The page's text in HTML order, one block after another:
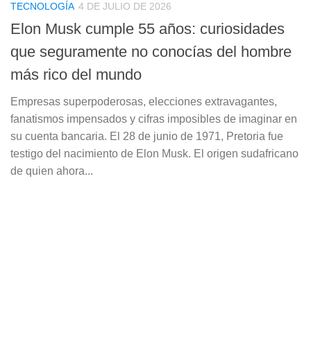
TECNOLOGÍA 4 DE JULIO DE 2026
Elon Musk cumple 55 años: curiosidades
que seguramente no conocías del hombre
más rico del mundo
Empresas superpoderosas, elecciones extravagantes,
fanatismos impensados y cifras imposibles de imaginar en
su cuenta bancaria. El 28 de junio de 1971, Pretoria fue
testigo del nacimiento de Elon Musk. El origen sudafricano
de quien ahora...